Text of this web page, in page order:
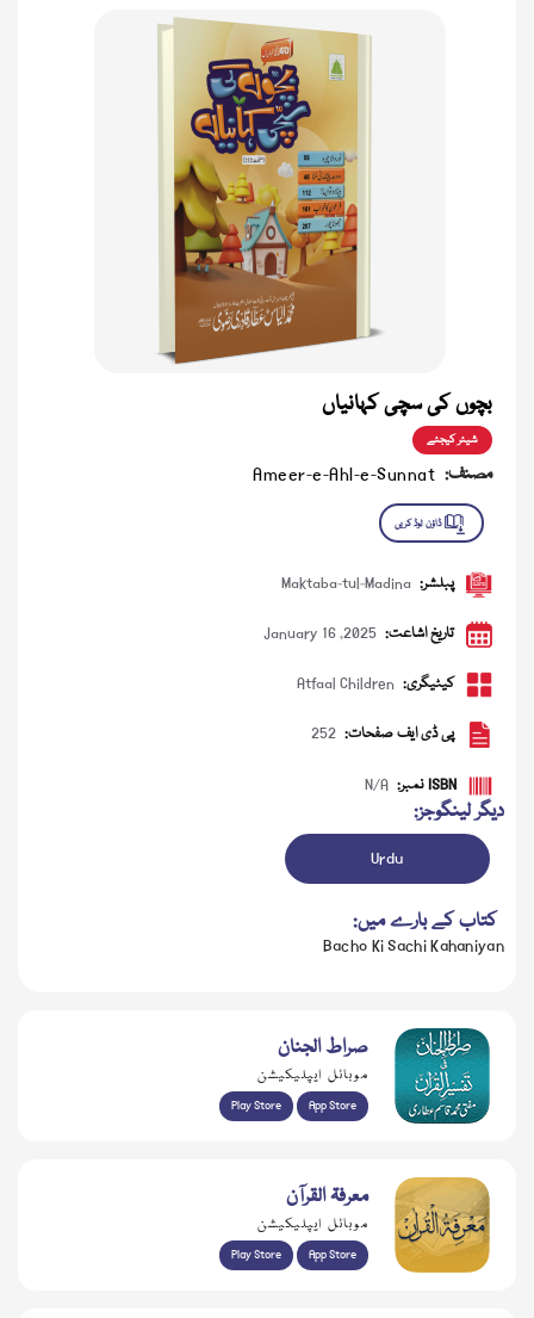
بچوں کی سچی کہانیاں
شیئر کیجئے
مصنف: Ameer-e-Ahl-e-Sunnat
پبلشر: Maktaba-tul-Madina
تاریخ اشاعت: January 16 ,2025
کیٹیگری: Atfaal Children
پی ڈی ایف صفحات: 252
ISBN نمبر: N/A
دیگر لینگوجز:
Urdu
کتاب کے بارے میں:
Bacho Ki Sachi Kahaniyan
صراط الجنان
موبائل ایپلیکیشن
Play Store App Store
معرفۃ القرآن
موبائل ایپلیکیشن
Play Store App Store